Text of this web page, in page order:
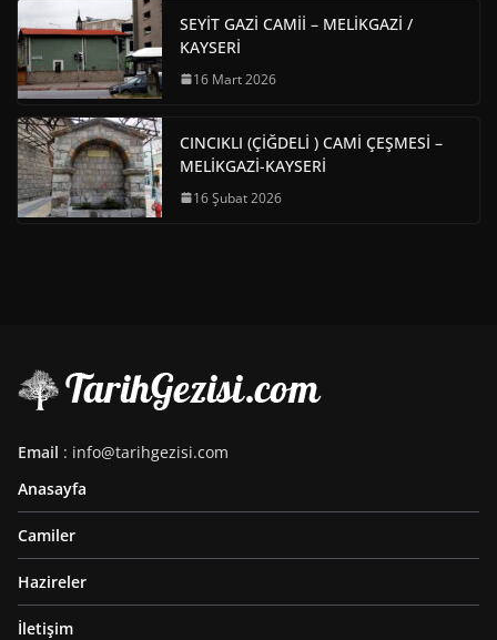
SEYİT GAZİ CAMİİ – MELİKGAZİ /
KAYSERİ
16 Mart 2026
CINCIKLI (ÇİĞDELİ ) CAMİ ÇEŞMESİ –
MELİKGAZİ-KAYSERİ
16 Şubat 2026
Email : info@tarihgezisi.com
Anasayfa
Camiler
Hazireler
İletişim